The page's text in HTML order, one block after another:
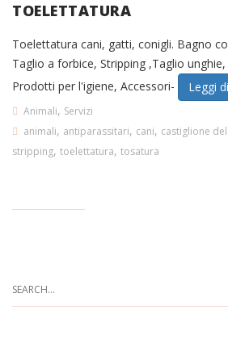
TOELETTATURA
Toelettatura cani, gatti, conigli. Bagno
Taglio a forbice, Stripping ,Taglio
Prodotti per l'igiene, Accessori-
Leggi
Animali, Servizi
animali, antiparassitari, cani, castiglione
stripping, toelettatura, tosatura